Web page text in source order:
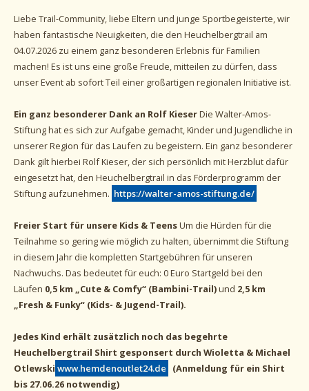
Liebe Trail-Community, liebe Eltern und junge Sportbegeisterte, wir
haben fantastische Neuigkeiten, die den Heuchelbergtrail am
04.07.2026 zu einem ganz besonderen Erlebnis für Familien
machen! Es ist uns eine große Freude, mitteilen zu dürfen, dass
unser Event ab sofort Teil einer großartigen regionalen Initiative ist.
Ein ganz besonderer Dank an Rolf KieserDie Walter-Amos-
Stiftung hat es sich zur Aufgabe gemacht, Kinder und Jugendliche in
unserer Region für das Laufen zu begeistern. Ein ganz besonderer
Dank gilt hierbei Rolf Kieser, der sich persönlich mit Herzblut dafür
eingesetzt hat, den Heuchelbergtrail in das Förderprogramm der
Stiftung aufzunehmen. https://walter-amos-stiftung.de/
Freier Start für unsere Kids & TeensUm die Hürden für die
Teilnahme so gering wie möglich zu halten, übernimmt die Stiftung
in diesem Jahr die kompletten Startgebühren für unseren
Nachwuchs. Das bedeutet für euch: 0 Euro Startgeld bei den
Läufen 0,5 km „Cute & Comfy“ (Bambini-Trail)und 2,5 km
„Fresh & Funky“ (Kids- & Jugend-Trail).
Jedes Kind erhält zusätzlich noch das begehrte
Heuchelbergtrail Shirt gesponsert durch Wioletta & Michael
Otlewski www.hemdenoutlet24.de
(Anmeldung für ein Shirt
bis 27.06.26 notwendig)